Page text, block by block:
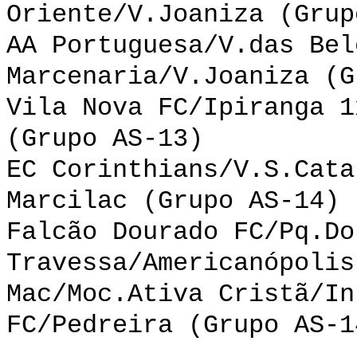
Oriente/V.Joaniza
AA Portuguesa/V.das
Marcenaria/V.Joaniza
Vila Nova FC/Ipiranga
(Grupo AS-13)
EC Corinthians/
Marcilac (Grupo AS-14)
Falcão Dourado FC/
Travessa/
Mac/Moc.Ativa Cristã/
FC/Pedreira (Grupo AS-